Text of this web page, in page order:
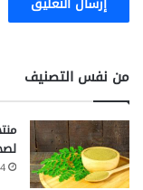
من نفس التصنيف
24